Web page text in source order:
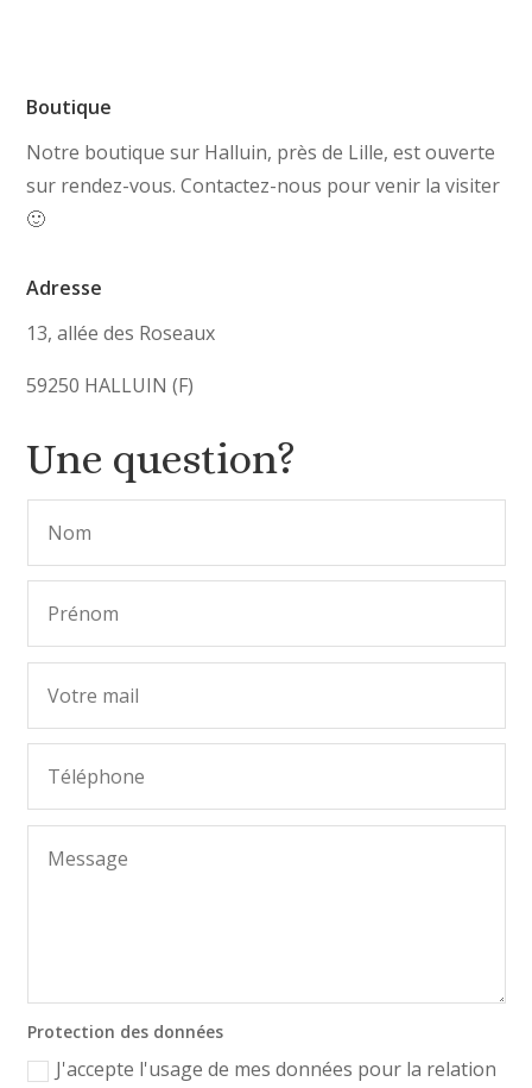
Boutique
Notre boutique sur Halluin, près de Lille, est ouverte
sur rendez-vous. Contactez-nous pour venir la visiter
🙂
Adresse
13, allée des Roseaux
59250 HALLUIN (F)
Une question?
Protection des données
J'accepte l'usage de mes données pour la relation